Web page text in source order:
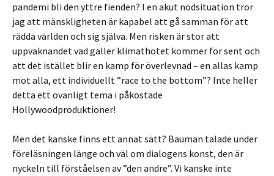
pandemi bli den yttre fienden? I en akut nödsituation tror
jag att mänskligheten är kapabel att gå samman för att
rädda världen och sig själva. Men risken är stor att
uppvaknandet vad gäller klimathotet kommer för sent och
att det istället blir en kamp för överlevnad – en allas kamp
mot alla, ett individuellt ”race to the bottom”? Inte heller
detta ett ovanligt tema i påkostade
Hollywoodproduktioner!
Men det kanske finns ett annat sätt? Bauman talade under
föreläsningen länge och väl om dialogens konst, den är
nyckeln till förståelsen av ”den andre”. Vi kanske inte